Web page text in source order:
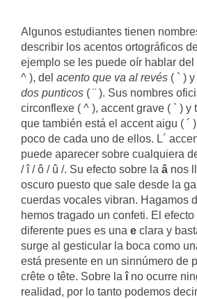
Algunos estudiantes tienen
describir los acentos ortográficos
ejemplo se les puede oír hablar del
^ ), del acento que va al revés ( ` ) y
dos punticos ( ¨ ). Sus nombres
circonflexe ( ^ ), accent grave ( ` ) y
que también está el accent aigu ( ´
poco de cada uno de ellos. L´
puede aparecer sobre cualquiera
/ î / ô / û /. Su efecto sobre la â nos
oscuro puesto que sale desde la
cuerdas vocales vibran. Hagamos
hemos tragado un confeti. El efecto
diferente pues es una e clara y
surge al gesticular la boca como
está presente en un sinnúmero de
crête o tête. Sobre laîno ocurre
realidad, por lo tanto podemos